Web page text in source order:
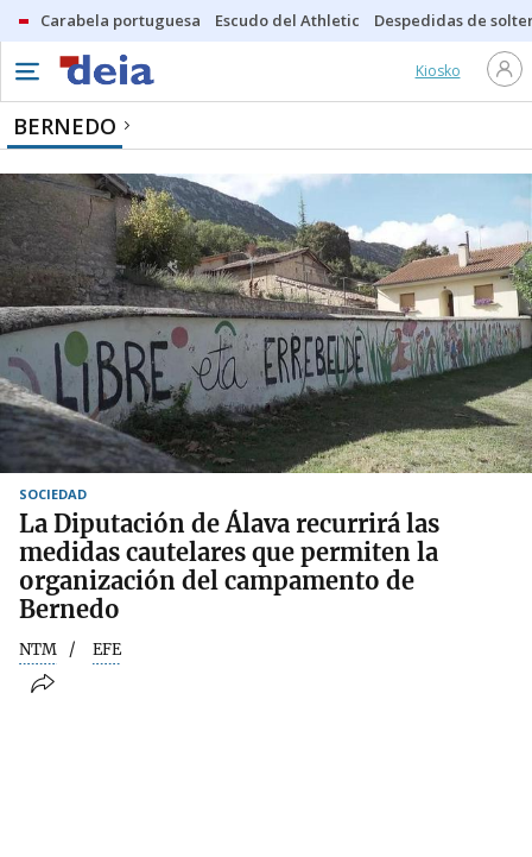
Carabela portuguesa Escudo del Athletic Despedidas de
Kiosko
BERNEDO
SOCIEDAD
La Diputación de Álava recurrirá las
medidas cautelares que permiten la
organización del campamento de
Bernedo
NTM EFE